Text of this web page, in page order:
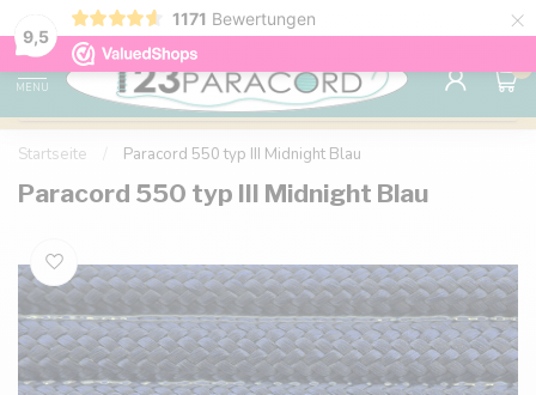
9,5
1171 Bewertungen ×
Kostenlose Lieferung nach Hause ab 150 €
MENU
0
Startseite Paracord 550 typ III Midnight Blau
Paracord 550 typ III Midnight Blau